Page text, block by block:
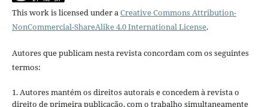
This work is licensed under aCreative Commons Attribution-
NonCommercial-ShareAlike 4.0 International License.
Autores que publicam nesta revista concordam com os seguintes
termos:
1. Autores mantém os direitos autorais e concedem à revista o
direito de primeira publicação, com o trabalho simultaneamente